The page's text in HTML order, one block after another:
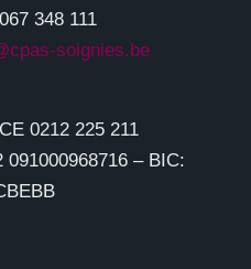
348 111
soignies.be
0212 225 211
091000968716 – BIC: